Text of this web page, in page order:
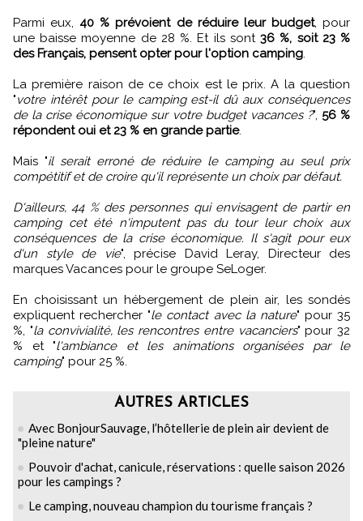
Parmi eux,40 % prévoient de réduire leur budget, pour
une baisse moyenne de 28 %. Et ils sont36 %, soit 23 %
des Français, pensent opter pour l'option camping
La première raison de ce choix est le prix. A la question
"votre intérêt pour le camping est-il dû aux conséquences
de la crise économique sur votre budget vacances ?", 56 %
répondent oui et 23 % en grande partie.
Mais "il serait erroné de réduire le camping au seul prix
compétitif et de croire qu'il représente un choix par défaut.
D'ailleurs, 44 % des personnes qui envisagent de partir en
camping cet été n'imputent pas du tour leur choix aux
conséquences de la crise économique. Il s'agit pour eux
d'un style de vie", précise David Leray, Directeur des
marques Vacances pour le groupe SeLoger.
En choisissant un hébergement de plein air, les sondés
expliquent rechercher "le contact avec la nature" pour 35
%, "la convivialité, les rencontres entre vacanciers" pour 32
% et "l'ambiance et les animations organisées par le
camping" pour 25 %.
AUTRES ARTICLES
Avec BonjourSauvage, l’hôtellerie de plein air devient de
"pleine nature"
Pouvoir d'achat, canicule, réservations : quelle saison 2026
pour les campings ?
Le camping, nouveau champion du tourisme français ?